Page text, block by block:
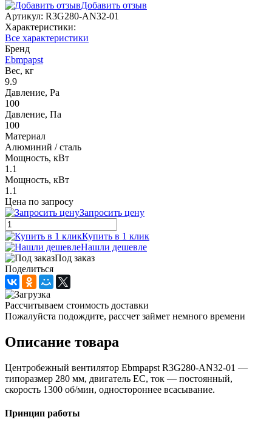
Добавить отзыв
Артикул: R3G280-AN32-01
Характеристики:
Все характеристики
Бренд
Ebmpapst
Вес, кг
9.9
Давление, Pa
100
Давление, Па
100
Материал
Алюминий / сталь
Мощность, кВт
1.1
Мощность, кВт
1.1
Цена по запросу
Запросить цену
Купить в 1 клик
Нашли дешевле
Под заказ
Поделиться
Рассчитываем стоимость доставки
Пожалуйста подождите, рассчет займет немного времени
Описание товара
Центробежный вентилятор Ebmpapst R3G280-AN32-01 —
типоразмер 280 мм, двигатель EC, ток — постоянный,
скорость 1300 об/мин, одностороннее всасывание.
Принцип работы